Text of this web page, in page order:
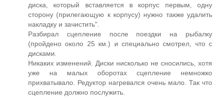
диска, который вставляется в корпус первым, одну
сторону (прилегающую к корпусу) нужно также удалить
накладку и зачистить".
Разбирал сцепление после поездки на рыбалку
(пройдено около 25 км.) и специально смотрел, что с
дисками.
Никаких изменений. Диски нисколько не сносились, хотя
уже на малых оборотах сцепление немножко
прихватывало. Редуктор нагревался очень мало. Так что
сцепление должно послужить.